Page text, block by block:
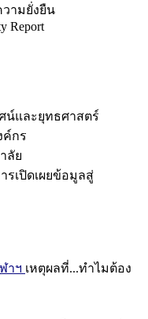
ามยั่งยืน
Report
น์และยุทธศาสตร์
ค์กร
ลัย
รเปิดเผยข้อมูลสู่
าฯ เหตุผลที่...ทำไมต้อง